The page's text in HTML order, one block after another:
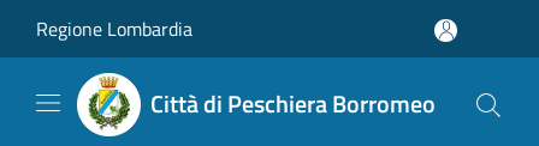
Regione Lombardia
Città di Peschiera Borromeo